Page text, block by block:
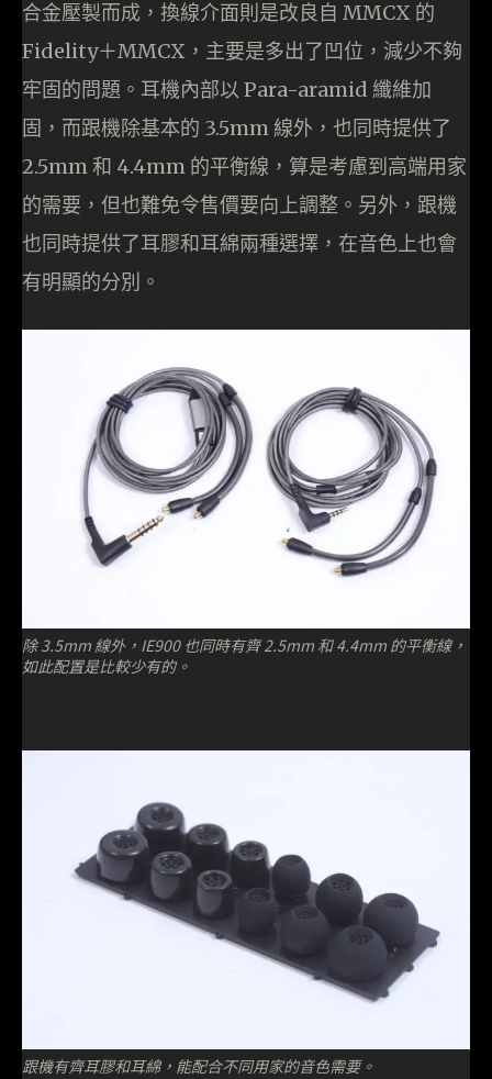
合金壓製而成，換線介面則是改良自 MMCX 的
Fidelity＋MMCX，主要是多出了凹位，減少不夠
牢固的問題。耳機內部以 Para-aramid 纖維加
固，而跟機除基本的 3.5mm 線外，也同時提供了
2.5mm 和 4.4mm 的平衡線，算是考慮到高端用家
的需要，但也難免令售價要向上調整。另外，跟機
也同時提供了耳膠和耳綿兩種選擇，在音色上也會
有明顯的分別。
除 3.5mm 線外，IE900 也同時有齊 2.5mm 和 4.4mm 的平衡線，
如此配置是比較少有的。
跟機有齊耳膠和耳綿，能配合不同用家的音色需要。